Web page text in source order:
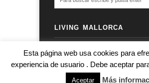
LIVING MALLORCA
© 2026 audit2me |Aviso Legal|
subir ↑
Esta página web usa cookies para
experiencia de usuario . Debe aceptar
Aceptar Más